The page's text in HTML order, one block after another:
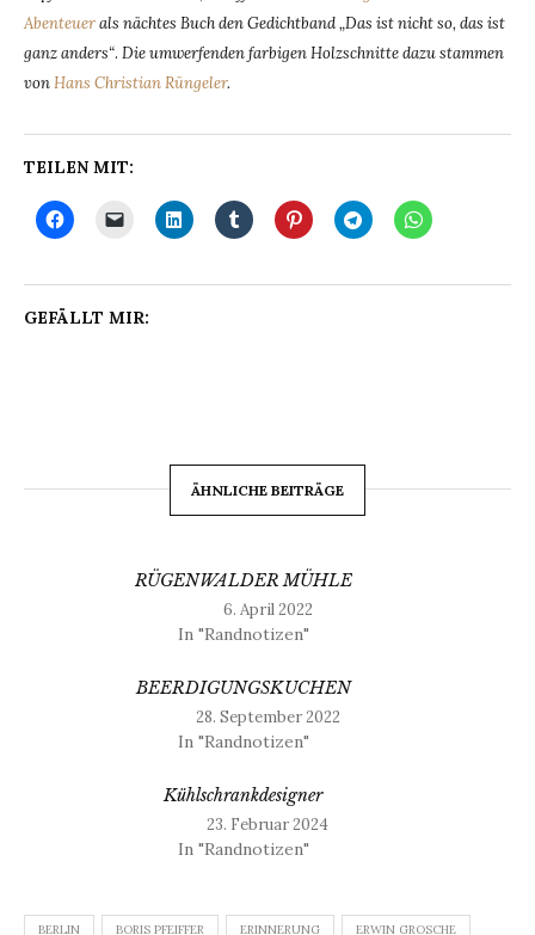
Abenteuerals nächtes Buch den Gedichtband „Das ist nicht so, das ist
ganz anders“. Die umwerfenden farbigen Holzschnitte dazu stammen
vonHans Christian Rüngeler.
TEILEN MIT:
GEFÄLLT MIR:
ÄHNLICHE BEITRÄGE
RÜGENWALDER MÜHLE
6. April 2022
In "Randnotizen"
BEERDIGUNGSKUCHEN
28. September 2022
In "Randnotizen"
Kühlschrankdesigner
23. Februar 2024
In "Randnotizen"
BERLIN BORIS PFEIFFER ERINNERUNG ERWIN GROSCHE